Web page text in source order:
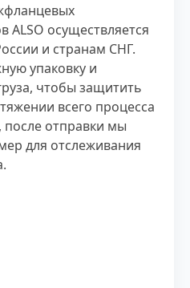
ALSO осуществляется
и странам СНГ.
упаковку и
чтобы защитить
всего процесса
после отправки мы
для отслеживания